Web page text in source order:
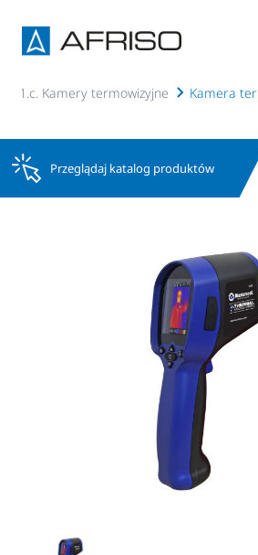
4.01.c. Kamery termowizyjne Kamera
Przeglądaj katalog produktów